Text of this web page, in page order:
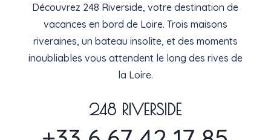
Découvrez 248 Riverside, votre destination de
vacances en bord de Loire. Trois maisons
riveraines, un bateau insolite, et des moments
inoubliables vous attendent le long des rives de
la Loire.
248 RIVERSIDE